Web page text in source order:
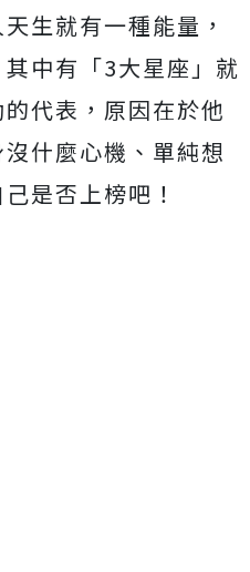
生就有一種能量，
中有「3大星座」就
代表，原因在於他
什麼心機、單純想
是否上榜吧！